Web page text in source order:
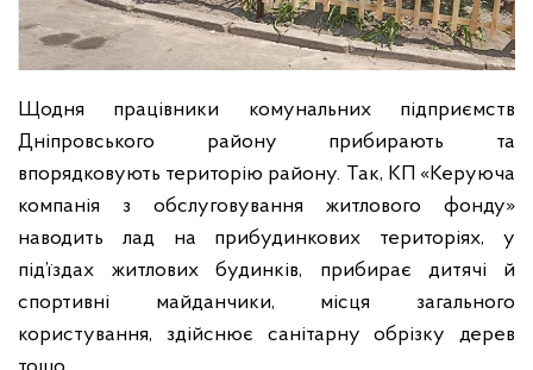
Щодня працівники комунальних підприємств
Дніпровського району прибирають та
впорядковують територію району. Так, КП «Керуюча
компанія з обслуговування житлового фонду»
наводить лад на прибудинкових територіях, у
під’їздах житлових будинків, прибирає дитячі й
спортивні майданчики, місця загального
користування, здійснює санітарну обрізку дерев